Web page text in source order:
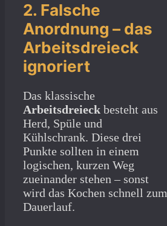
2. Falsche
Anordnung – das
Arbeitsdreieck
ignoriert
Das klassische
Arbeitsdreieck besteht aus
Herd, Spüle und
Kühlschrank. Diese drei
Punkte sollten in einem
logischen, kurzen Weg
zueinander stehen – sonst
wird das Kochen schnell zum
Dauerlauf.